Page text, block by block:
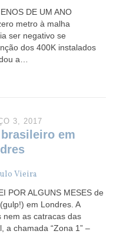
DE UM ANO
metro à malha
ser negativo se
dos 400K instalados
a…
3, 2017
em
Vieira
POR ALGUNS MESES de
em Londres. A
nem as catracas das
a chamada “Zona 1” –